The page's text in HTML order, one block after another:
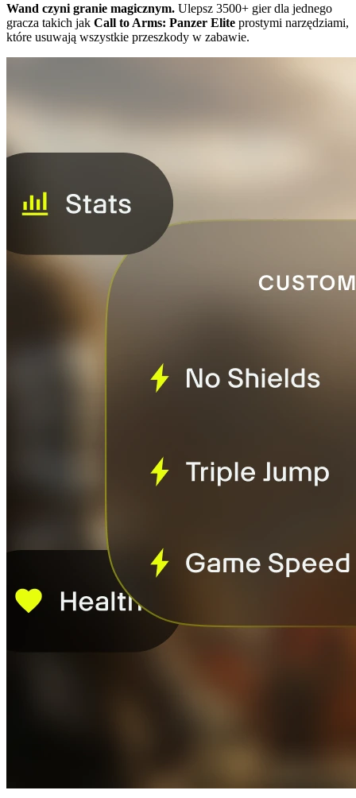
Wand czyni granie magicznym. Ulepsz 3500+ gier dla jednego
gracza takich jak Call to Arms: Panzer Elite prostymi narzędziami,
które usuwają wszystkie przeszkody w zabawie.